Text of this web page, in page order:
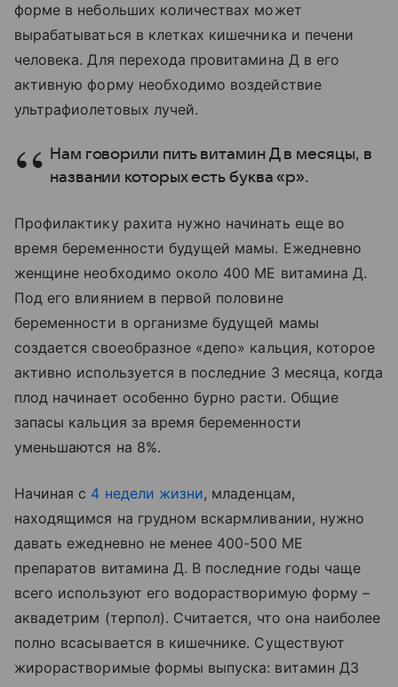
форме в небольших количествах может
вырабатываться в клетках кишечника и печени
человека. Для перехода провитамина Д в его
активную форму необходимо воздействие
ультрафиолетовых лучей.
Нам говорили пить витамин Д в месяцы, в
названии которых есть буква «р».
Профилактику рахита нужно начинать еще во
время беременности будущей мамы. Ежедневно
женщине необходимо около 400 МЕ витамина Д.
Под его влиянием в первой половине
беременности в организме будущей мамы
создается своеобразное «депо» кальция, которое
активно используется в последние 3 месяца, когда
плод начинает особенно бурно расти. Общие
запасы кальция за время беременности
уменьшаются на 8%.
Начиная с 4 недели жизни, младенцам,
находящимся на грудном вскармливании, нужно
давать ежедневно не менее 400-500 МЕ
препаратов витамина Д. В последние годы чаще
всего используют его водорастворимую форму –
аквадетрим (терпол). Считается, что она наиболее
полно всасывается в кишечнике. Существуют
жирорастворимые формы выпуска: витамин Д3